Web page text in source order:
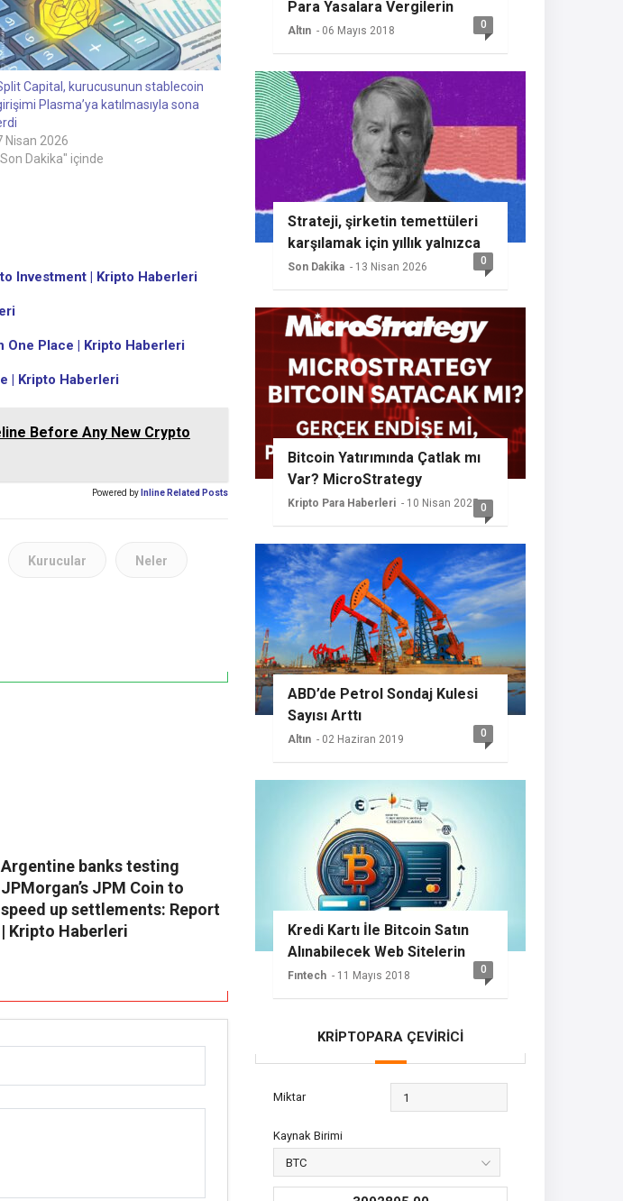
Capital, kurucusunun stablecoin
Plasma’ya katılmasıyla sona
Nisan 2026
Dakika" içinde
Investment | Kripto Haberleri
One Place | Kripto Haberleri
| Kripto Haberleri
Before Any New Crypto
Powered by Inline Related Posts
Kurucular Neler
Argentine banks testing
JPMorgan’s JPM Coin to
speed up settlements: Report
| Kripto Haberleri
Para Yasalara Vergilerin
Getireceğini Açıkladı
Altın - 06 Mayıs 2018 0
Strateji, şirketin temettüleri
karşılamak için yıllık yalnızca
%2 BTC büyümesine ihtiyaç
duyması nedeniyle başka bir
Bitcoin alımının sinyalini
veriyor
Son Dakika - 13 Nisan 2026 0
Bitcoin Yatırımında Çatlak mı
Var? MicroStrategy
Sessizliğini Koruyor
Kripto Para Haberleri - 10 Nisan 20250
ABD’de Petrol Sondaj Kulesi
Sayısı Arttı
Altın - 02 Haziran 2019 0
Kredi Kartı İle Bitcoin Satın
Alınabilecek Web Sitelerin
Listesi
Fıntech - 11 Mayıs 2018 0
KRİPTOPARA ÇEVİRİCİ
Miktar
Kaynak Birimi